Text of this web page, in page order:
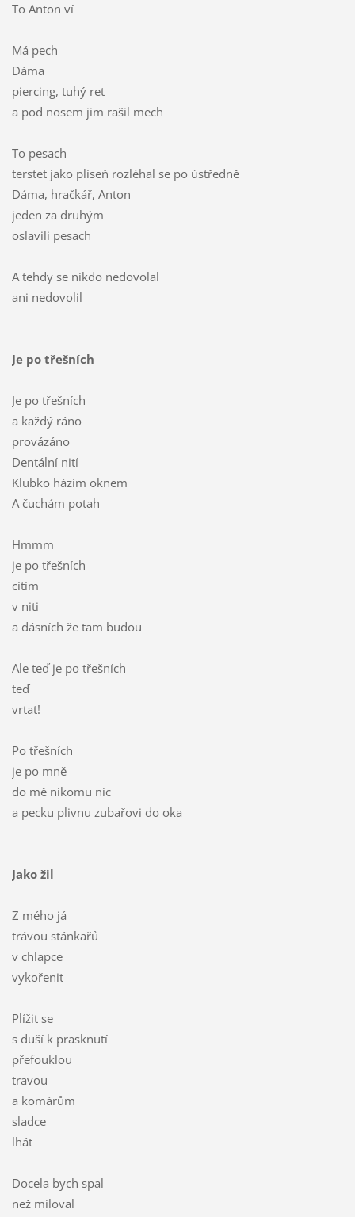
To Anton ví
Má pech
Dáma
piercing, tuhý ret
a pod nosem jim rašil mech
To pesach
terstet jako plíseň rozléhal se po ústředně
Dáma, hračkář, Anton
jeden za druhým
oslavili pesach
A tehdy se nikdo nedovolal
ani nedovolil
Je po třešních
Je po třešních
a každý ráno
provázáno
Dentální nití
Klubko házím oknem
A čuchám potah
Hmmm
je po třešních
cítím
v niti
a dásních že tam budou
Ale teď je po třešních
teď
vrtat!
Po třešních
je po mně
do mě nikomu nic
a pecku plivnu zubařovi do oka
Jako žil
Z mého já
trávou stánkařů
v chlapce
vykořenit
Plížit se
s duší k prasknutí
přefouklou
travou
a komárům
sladce
lhát
Docela bych spal
než miloval